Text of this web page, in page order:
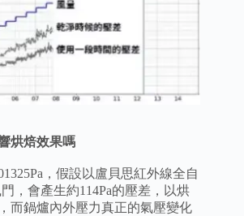
烘焙效果嗎
，假設以盧貝思紅外線全自
，會產生約114Pa的壓差，以烘
而鍋爐內外壓力真正的氣壓變化